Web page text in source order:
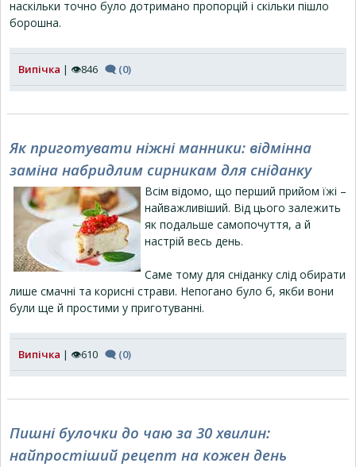
наскільки точно було дотримано пропорцій і скільки пішло
борошна.
Випічка | 👁846 🗨 (0)
Як приготувати ніжні манники: відмінна
заміна набридлим сирникам для сніданку
Всім відомо, що перший прийом їжі –
найважливіший. Від цього залежить
як подальше самопочуття, а й
настрій весь день.
Саме тому для сніданку слід обирати
лише смачні та корисні страви. Непогано було б, якби вони
були ще й простими у приготуванні.
Випічка | 👁610 🗨 (0)
Пишні булочки до чаю за 30 хвилин:
найпростіший рецепт на кожен день